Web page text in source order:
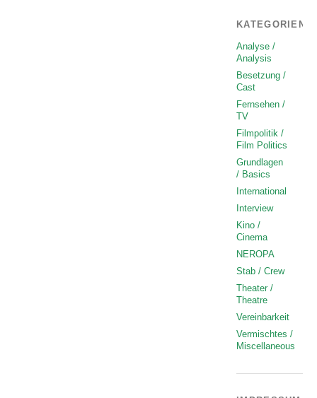
KATEGORIEN
Analyse /
Analysis
Besetzung /
Cast
Fernsehen /
TV
Filmpolitik /
Film Politics
Grundlagen
/ Basics
International
Interview
Kino /
Cinema
NEROPA
Stab / Crew
Theater /
Theatre
Vereinbarkeit
Vermischtes /
Miscellaneous